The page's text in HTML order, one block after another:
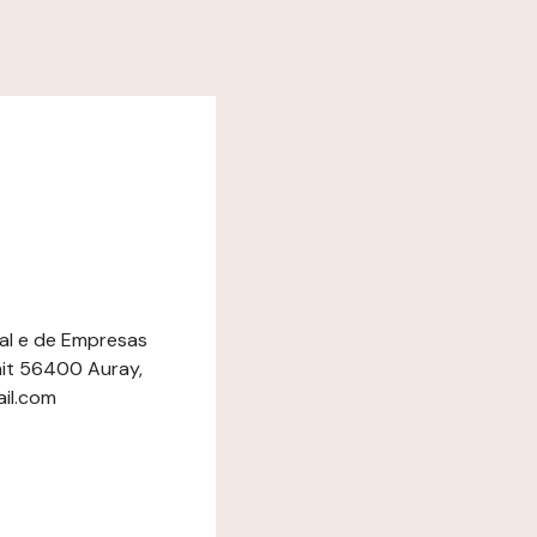
e de Empresas
56400 Auray,